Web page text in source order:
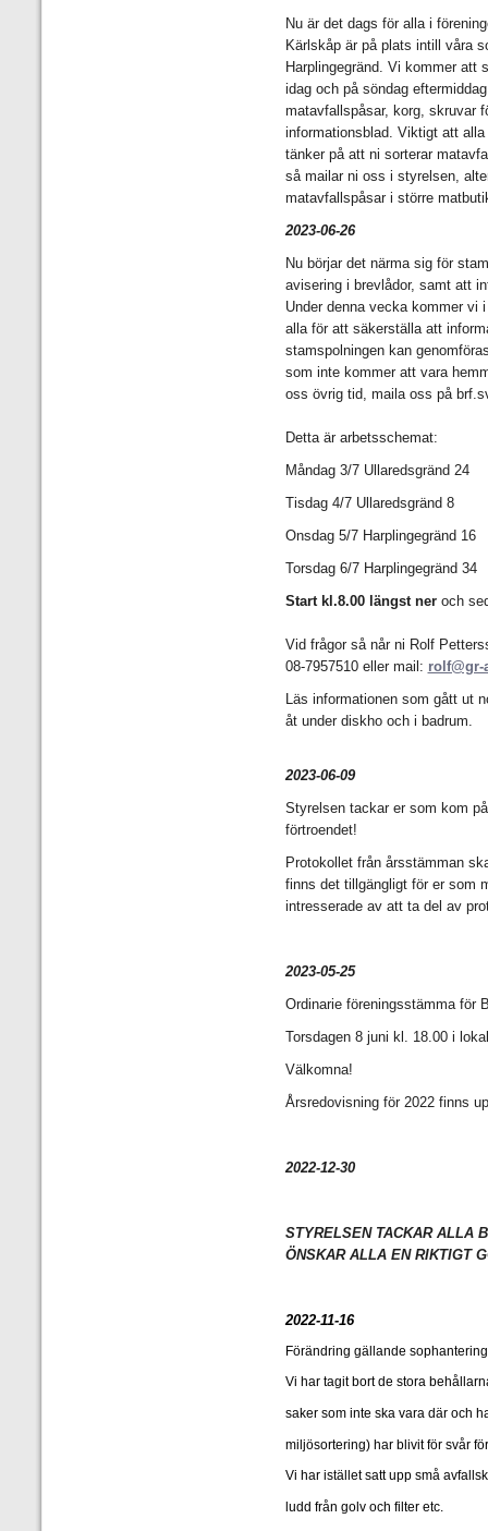
Nu är det dags för alla i
Kärlskåp är på plats intill våra
Harplingegränd. Vi kommer att
idag och på söndag
matavfallspåsar, korg, skruvar
informationsblad. Viktigt att
tänker på att ni sorterar
så mailar ni oss i styrelsen,
matavfallspåsar i större
2023-06-26
Nu börjar det närma sig för
avisering i brevlådor, samt att
Under denna vecka kommer vi
alla för att säkerställa att
stamspolningen kan
som inte kommer att vara
oss övrig tid, maila oss på
Detta är arbetsschemat:
Måndag 3/7 Ullaredsgränd 24
Tisdag 4/7 Ullaredsgränd 8
Onsdag 5/7 Harplingegränd 16
Torsdag 6/7 Harplingegränd 34
Start kl.8.00 längst neroch
Vid frågor så når ni Rolf
08-7957510 eller mail:
Läs informationen som gått ut
åt under diskho och i badrum.
2023-06-09
Styrelsen tackar er som kom
förtroendet!
Protokollet från årsstämman
finns det tillgängligt för er som
intresserade av att ta del av
2023-05-25
Ordinarie föreningsstämma för
Torsdagen 8 juni kl. 18.00 i
Välkomna!
Årsredovisning för 2022 finns
2022-12-30
STYRELSEN TACKAR ALLA
ÖNSKAR ALLA EN RIKTIGT
2022-11-16
Förändring gällande
Vi har tagit bort de stora
saker som inte ska vara där och
miljösortering) har blivit för svår
Vi har istället satt upp små
ludd från golv och filter etc.